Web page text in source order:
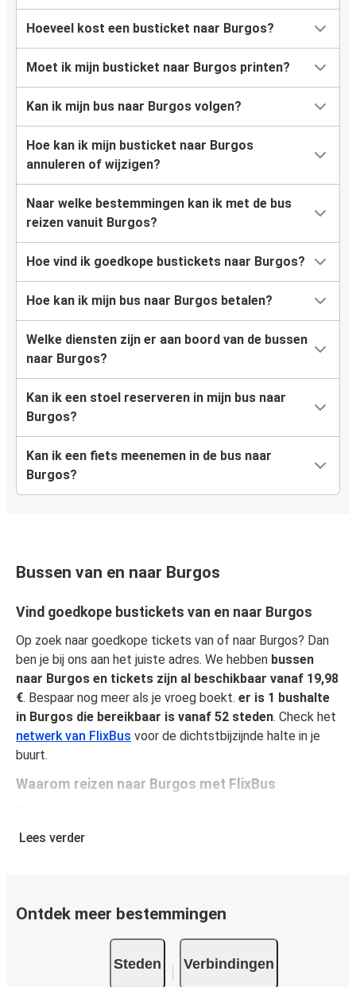
Hoeveel kost een busticket naar Burgos?
Moet ik mijn busticket naar Burgos printen?
Kan ik mijn bus naar Burgos volgen?
Hoe kan ik mijn busticket naar Burgos
annuleren of wijzigen?
Naar welke bestemmingen kan ik met de bus
reizen vanuit Burgos?
Hoe vind ik goedkope bustickets naar Burgos?
Hoe kan ik mijn bus naar Burgos betalen?
Welke diensten zijn er aan boord van de bussen
naar Burgos?
Kan ik een stoel reserveren in mijn bus naar
Burgos?
Kan ik een fiets meenemen in de bus naar
Burgos?
Bussen van en naar Burgos
Vind goedkope bustickets van en naar Burgos
Op zoek naar goedkope tickets van of naar Burgos? Dan
ben je bij ons aan het juiste adres. We hebben bussen
naar Burgos en tickets zijn al beschikbaar vanaf 19,98
€. Bespaar nog meer als je vroeg boekt. er is 1 bushalte
in Burgos die bereikbaar is vanaf 52 steden. Check het
netwerk van FlixBus voor de dichtstbijzijnde halte in je
buurt.
Waarom reizen naar Burgos met FlixBus
passagiers van een unieke reiservaring kunnen genieten.
tijdens het boeken en per ticket mag je één stuk
handbagage en één stuk ruimbagage meenemen.
Hoe koop je een busticket van of naar Burgos
Een busticket kopen bij FlixBus is eenvoudig: op onze
Lees verder
Ontdek meer bestemmingen
Steden Verbindingen